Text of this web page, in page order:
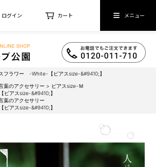
ログイン カート メニュー
フラワー -White-【ピアスsize-&#9410;】
葉のアクセサリー
ピアスsize-Ｍ
アスsize-&#9410;】
葉のアクセサリー
アスsize-&#9410;】